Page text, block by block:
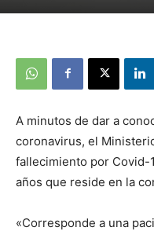
A minutos de dar a
coronavirus, el
fallecimiento por Covid-
años que reside en la
«Corresponde a una